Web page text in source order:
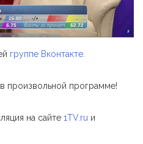
группе Вконтакте.
произвольной программе!
на сайте 1TV.ru и